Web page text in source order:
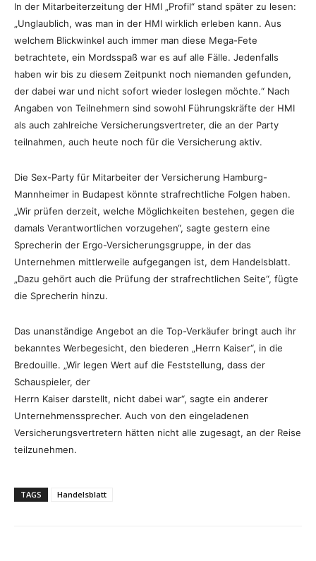
In der Mitarbeiterzeitung der HMI „Profil“ stand später zu lesen:
„Unglaublich, was man in der HMI wirklich erleben kann. Aus
welchem Blickwinkel auch immer man diese Mega-Fete
betrachtete, ein Mordsspaß war es auf alle Fälle. Jedenfalls
haben wir bis zu diesem Zeitpunkt noch niemanden gefunden,
der dabei war und nicht sofort wieder loslegen möchte.“ Nach
Angaben von Teilnehmern sind sowohl Führungskräfte der HMI
als auch zahlreiche Versicherungsvertreter, die an der Party
teilnahmen, auch heute noch für die Versicherung aktiv.
Die Sex-Party für Mitarbeiter der Versicherung Hamburg-
Mannheimer in Budapest könnte strafrechtliche Folgen haben.
„Wir prüfen derzeit, welche Möglichkeiten bestehen, gegen die
damals Verantwortlichen vorzugehen“, sagte gestern eine
Sprecherin der Ergo-Versicherungsgruppe, in der das
Unternehmen mittlerweile aufgegangen ist, dem Handelsblatt.
„Dazu gehört auch die Prüfung der strafrechtlichen Seite“, fügte
die Sprecherin hinzu.
Das unanständige Angebot an die Top-Verkäufer bringt auch ihr
bekanntes Werbegesicht, den biederen „Herrn Kaiser“, in die
Bredouille. „Wir legen Wert auf die Feststellung, dass der
Schauspieler, der
Herrn Kaiser darstellt, nicht dabei war“, sagte ein anderer
Unternehmenssprecher. Auch von den eingeladenen
Versicherungsvertretern hätten nicht alle zugesagt, an der Reise
teilzunehmen.
TAGS Handelsblatt